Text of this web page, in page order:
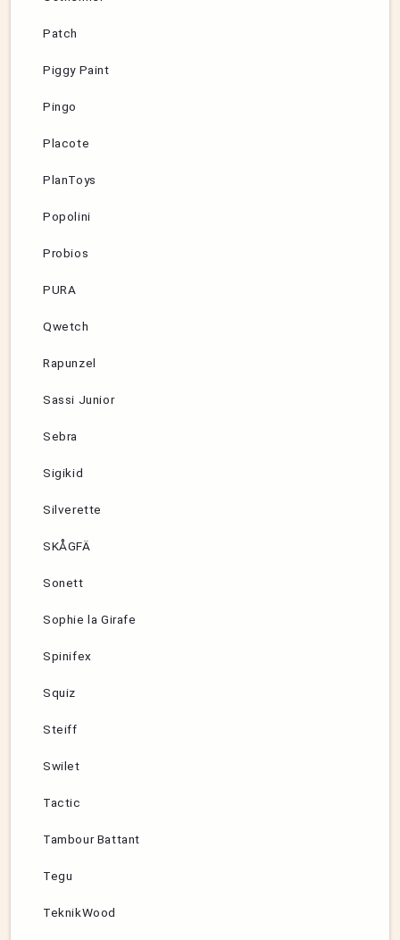
Patch
Piggy Paint
Pingo
Placote
PlanToys
Popolini
Probios
PURA
Qwetch
Rapunzel
Sassi Junior
Sebra
Sigikid
Silverette
SKÅGFÄ
Sonett
Sophie la Girafe
Spinifex
Squiz
Steiff
Swilet
Tactic
Tambour Battant
Tegu
TeknikWood